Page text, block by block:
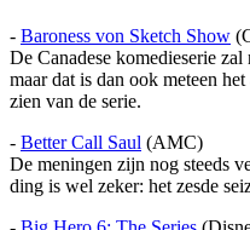
- Baroness von Sketch Show
De Canadese komedieserie
maar dat is dan ook meteen
zien van de serie.
- Better Call Saul (AMC)
De meningen zijn nog steeds
ding is wel zeker: het zesde